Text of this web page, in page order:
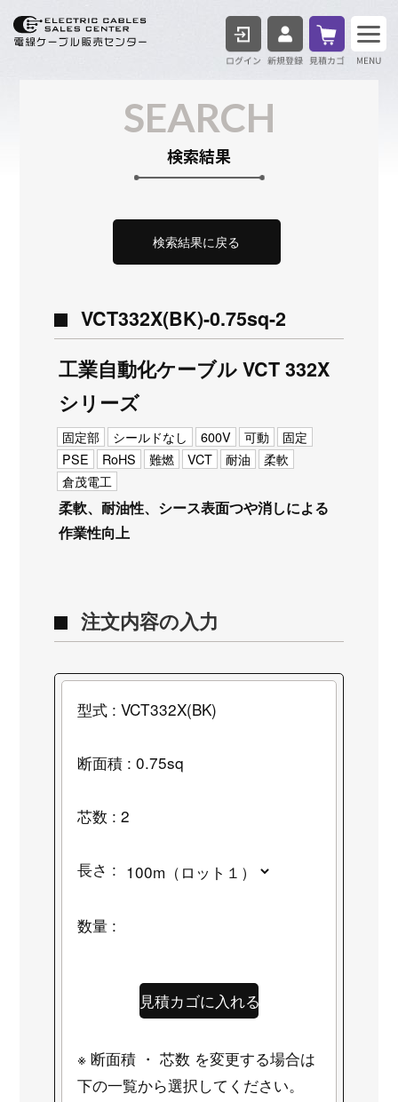
ログイン 見積
SEARCH
検索結果
検索結果に戻る
VCT332X(BK)-0.75sq-2
工業自動化ケーブル VCT 332X
シリーズ
固定部 シールドなし 600V 可動
固定
PSE
RoHS 難燃 VCT 耐油
柔軟
倉茂電工
柔軟、耐油性、シース表面つや消しによる
作業性向上
注文内容の入力
型式 : VCT332X(BK)
断面積 : 0.75sq
芯数 : 2
長さ :
数量 :
※ 断面積 ・ 芯数 を変更する場合は
下の一覧から選択してください。